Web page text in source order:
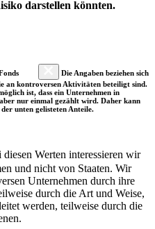
darstellen könnten.
Die Angaben beziehen sich
an kontroversen Aktivitäten beteiligt sind.
ist, dass ein Unternehmen in
nur einmal gezählt wird. Daher kann
unten gelisteten Anteile.
diesen Werten interessieren wir
und nicht von Staaten. Wir
Unternehmen durch ihre
durch die Art und Weise,
werden, teilweise durch die